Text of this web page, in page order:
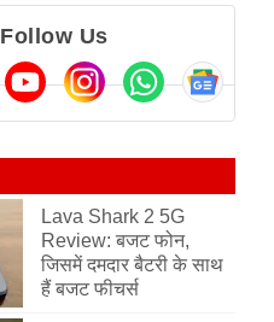
Follow Us
Lava Shark 2 5G
Review: बजट फोन,
जिसमें दमदार बैटरी के साथ
हैं बजट फीचर्स